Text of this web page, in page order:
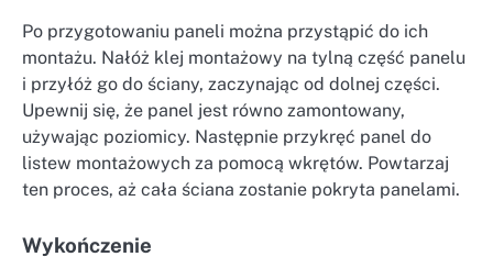
Po przygotowaniu paneli można przystąpić do ich
montażu. Nałóż klej montażowy na tylną część panelu
i przyłóż go do ściany, zaczynając od dolnej części.
Upewnij się, że panel jest równo zamontowany,
używając poziomicy. Następnie przykręć panel do
listew montażowych za pomocą wkrętów. Powtarzaj
ten proces, aż cała ściana zostanie pokryta panelami.
Wykończenie